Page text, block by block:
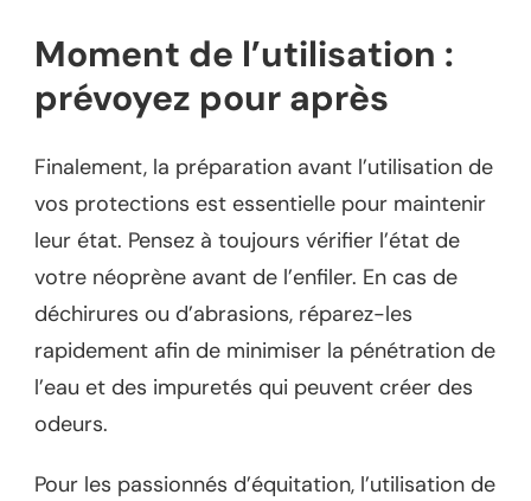
Moment de l’utilisation :
prévoyez pour après
Finalement, la préparation avant l’utilisation de
vos protections est essentielle pour maintenir
leur état. Pensez à toujours vérifier l’état de
votre néoprène avant de l’enfiler. En cas de
déchirures ou d’abrasions, réparez-les
rapidement afin de minimiser la pénétration de
l’eau et des impuretés qui peuvent créer des
odeurs.
Pour les passionnés d’équitation, l’utilisation de